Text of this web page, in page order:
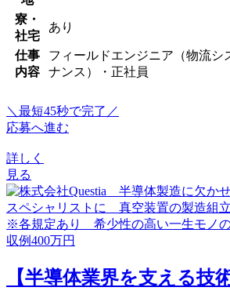
寮・
社宅
あり
仕事
内容
フィールドエンジニア（物流シ
ナンス）・正社員
＼最短45秒で完了／
応募へ進む
詳しく
見る
【半導体業界を支える技